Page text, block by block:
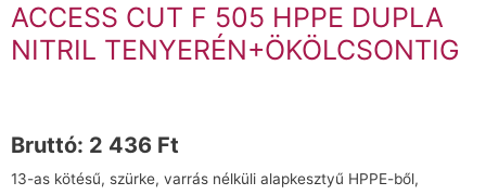
ACCESS CUT F 505 HPPE DUPLA
NITRIL TENYERÉN+ÖKÖLCSONTIG
Bruttó: 2 436 Ft
13-as kötésű, szürke, varrás nélküli alapkesztyű HPPE-ből,